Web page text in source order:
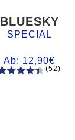
BLUESKY
SPECIAL
Ab: 12,90€
(52)